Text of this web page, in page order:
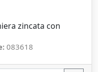
zincata con
083618